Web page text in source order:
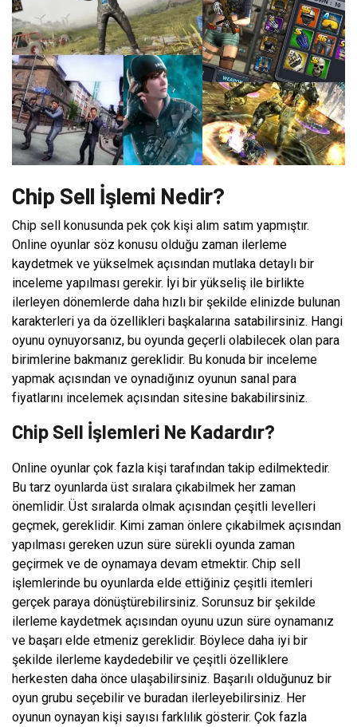
Chip Sell İşlemi Nedir?
Chip sell konusunda pek çok kişi alım satım yapmıştır.
Online oyunlar söz konusu olduğu zaman ilerleme
kaydetmek ve yükselmek açısından mutlaka detaylı bir
inceleme yapılması gerekir. İyi bir yükseliş ile birlikte
ilerleyen dönemlerde daha hızlı bir şekilde elinizde bulunan
karakterleri ya da özellikleri başkalarına satabilirsiniz. Hangi
oyunu oynuyorsanız, bu oyunda geçerli olabilecek olan para
birimlerine bakmanız gereklidir. Bu konuda bir inceleme
yapmak açısından ve oynadığınız oyunun sanal para
fiyatlarını incelemek açısından sitesine bakabilirsiniz.
Chip Sell İşlemleri Ne Kadardır?
Online oyunlar çok fazla kişi tarafından takip edilmektedir.
Bu tarz oyunlarda üst sıralara çıkabilmek her zaman
önemlidir. Üst sıralarda olmak açısından çeşitli levelleri
geçmek, gereklidir. Kimi zaman önlere çıkabilmek açısından
yapılması gereken uzun süre sürekli oyunda zaman
geçirmek ve de oynamaya devam etmektir. Chip sell
işlemlerinde bu oyunlarda elde ettiğiniz çeşitli itemleri
gerçek paraya dönüştürebilirsiniz. Sorunsuz bir şekilde
ilerleme kaydetmek açısından oyunu uzun süre oynamanız
ve başarı elde etmeniz gereklidir. Böylece daha iyi bir
şekilde ilerleme kaydedebilir ve çeşitli özelliklere
herkesten daha önce ulaşabilirsiniz. Başarılı olduğunuz bir
oyun grubu seçebilir ve buradan ilerleyebilirsiniz. Her
oyunun oynayan kişi sayısı farklılık gösterir. Çok fazla